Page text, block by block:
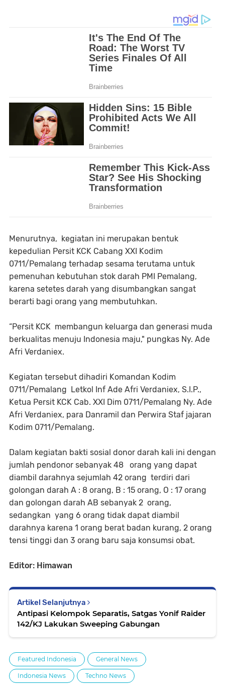
Menurutnya, kegiatan ini merupakan bentuk
kepedulian Persit KCK Cabang XXI Kodim
0711/Pemalang terhadap sesama terutama untuk
pemenuhan kebutuhan stok darah PMI Pemalang,
karena setetes darah yang disumbangkan sangat
berarti bagi orang yang membutuhkan.
“Persit KCK membangun keluarga dan generasi muda
berkualitas menuju Indonesia maju," pungkas Ny. Ade
Afri Verdaniex.
Kegiatan tersebut dihadiri Komandan Kodim
0711/Pemalang Letkol Inf Ade Afri Verdaniex, S.I.P.,
Ketua Persit KCK Cab. XXI Dim 0711/Pemalang Ny. Ade
Afri Verdaniex, para Danramil dan Perwira Staf jajaran
Kodim 0711/Pemalang.
Dalam kegiatan bakti sosial donor darah kali ini dengan
jumlah pendonor sebanyak 48 orang yang dapat
diambil darahnya sejumlah 42 orang terdiri dari
golongan darah A : 8 orang, B : 15 orang, O : 17 orang
dan golongan darah AB sebanyak 2 orang,
sedangkan yang 6 orang tidak dapat diambil
darahnya karena 1 orang berat badan kurang, 2 orang
tensi tinggi dan 3 orang baru saja konsumsi obat.
Editor: Himawan
Artikel Selanjutnya
Antipasi Kelompok Separatis, Satgas Yonif Raider
142/KJ Lakukan Sweeping Gabungan
Featured Indonesia General News
Indonesia News Techno News